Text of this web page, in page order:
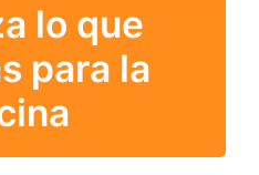
lo que
para la